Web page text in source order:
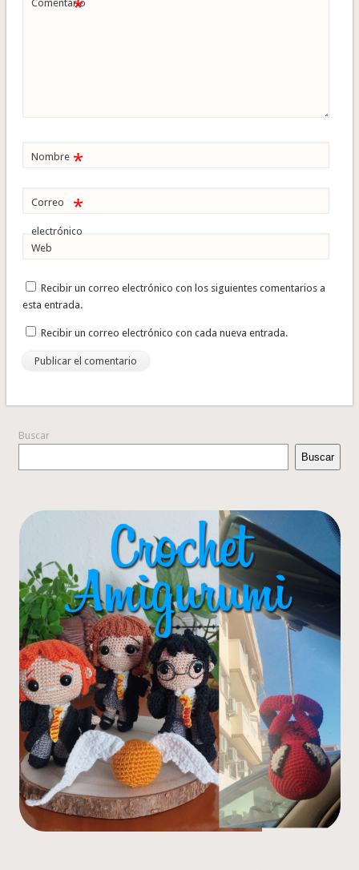
Comentario
*
Nombre *
Correo
electrónico
*
Web
Recibir un correo electrónico con los siguientes comentarios a
esta entrada.
Recibir un correo electrónico con cada nueva entrada.
Buscar
Buscar